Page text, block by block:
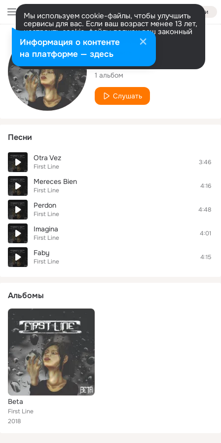
Войти
Мы используем cookie-файлы, чтобы улучшить
сервисы для вас. Если ваш возраст менее 13 лет,
настроить cookie-файлы должен ваш законный
представитель. Больше информации
Разрешить все Настроить
Исполнитель
First Line
1 альбом
Слушать
Песни
Otra Vez
First Line
3:46
Mereces Bien
First Line
4:16
Perdon
First Line
4:48
Imagina
First Line
4:01
Faby
First Line
4:15
Альбомы
Beta
First Line
2018
Информация о контенте
на платформе — здесь